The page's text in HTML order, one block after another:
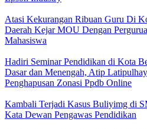
Atasi Kekurangan Ribuan Guru Di
Daerah Kejar MOU Dengan
Mahasiswa
Hadiri Seminar Pendidikan di Kota
Dasar dan Menengah, Atip
Penghapusan Zonasi Ppdb Online
Kambali Terjadi Kasus Buliyimg di
Kata Dewan Pengawas Pendidikan